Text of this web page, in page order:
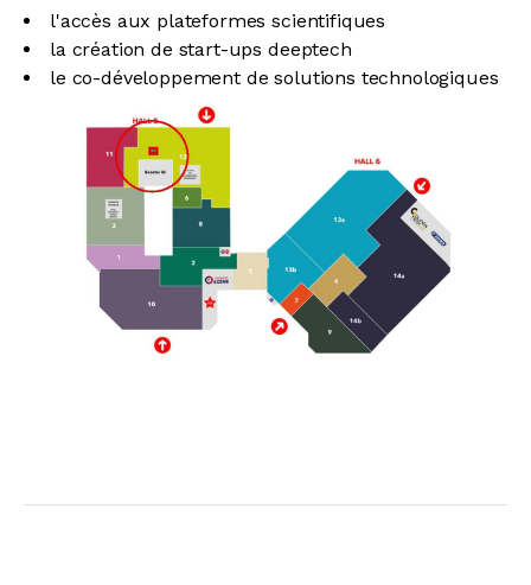
l'accès aux plateformes scientifiques
la création de start-ups deeptech
le co-développement de solutions technologiques